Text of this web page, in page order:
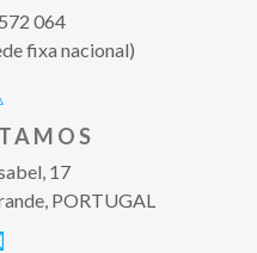
064
fixa nacional)
17
PORTUGAL